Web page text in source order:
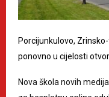
Porcijunkulovo,
ponovno u cijelosti
Nova škola novih